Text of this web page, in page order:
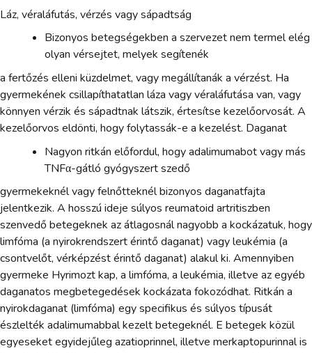
Láz, véraláfutás, vérzés vagy sápadtság
Bizonyos betegségekben a szervezet nem termel elég
olyan vérsejtet, melyek segítenék
a fertőzés elleni küzdelmet, vagy megállítanák a vérzést. Ha
gyermekének csillapíthatatlan láza vagy véraláfutása van, vagy
könnyen vérzik és sápadtnak látszik, értesítse kezelőorvosát. A
kezelőorvos eldönti, hogy folytassák-e a kezelést. Daganat
Nagyon ritkán előfordul, hogy adalimumabot vagy más
TNFα-gátló gyógyszert szedő
gyermekeknél vagy felnőtteknél bizonyos daganatfajta
jelentkezik. A hosszú ideje súlyos reumatoid artritiszben
szenvedő betegeknek az átlagosnál nagyobb a kockázatuk, hogy
limfóma (a nyirokrendszert érintő daganat) vagy leukémia (a
csontvelőt, vérképzést érintő daganat) alakul ki. Amennyiben
gyermeke Hyrimozt kap, a limfóma, a leukémia, illetve az egyéb
daganatos megbetegedések kockázata fokozódhat. Ritkán a
nyirokdaganat (limfóma) egy specifikus és súlyos típusát
észlelték adalimumabbal kezelt betegeknél. E betegek közül
egyeseket egyidejűleg azatioprinnel, illetve merkaptopurinnal is